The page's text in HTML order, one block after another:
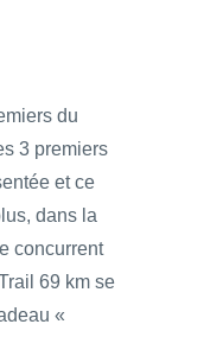
du
3 premiers
et ce
dans la
concurrent
69 km se
«